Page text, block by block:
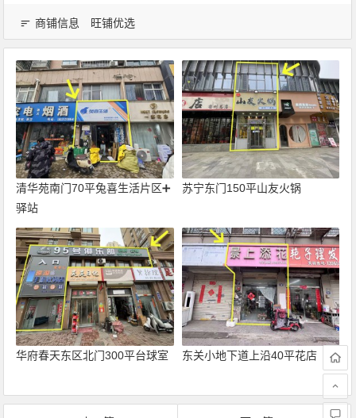
商铺信息 旺铺优选
清华苑南门70平兔喜生活片区➕
驿站
苏宁东门150平山友火锅
华府春天东区北门300平台球室 东关小地下道上沿40平花店